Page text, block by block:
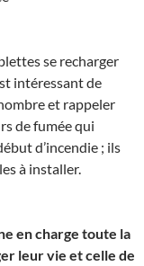
se recharger
intéressant de
et rappeler
de fumée qui
d’incendie ; ils
à installer.
en charge toute la
leur vie et celle de